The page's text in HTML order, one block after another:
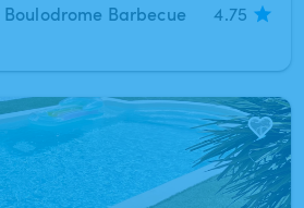
Barbecue
4.75